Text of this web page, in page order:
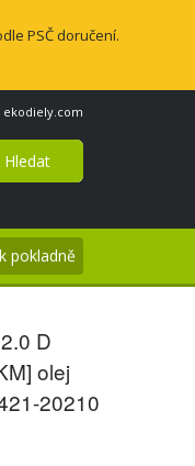
PSČ doručení.
ekodiely.com
Hledat
pokladně
D
olej
20210